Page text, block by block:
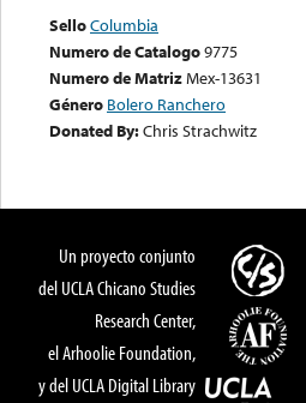
SelloColumbia
Numero de Catalogo9775
Numero de MatrizMex-13631
Género Bolero Ranchero
Donated By:Chris Strachwitz
Un proyecto conjunto
del UCLA Chicano Studies
Research Center,
el Arhoolie Foundation,
y del UCLA Digital Library